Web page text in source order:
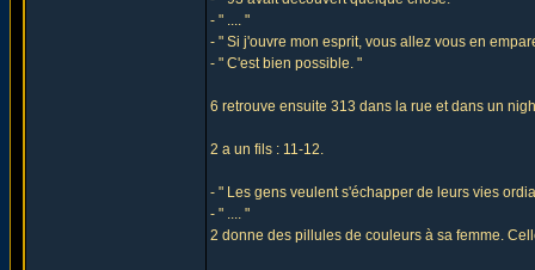
- " .... "
- " Si j'ouvre mon esprit, vous allez vous en
- " C'est bien possible. "
6 retrouve ensuite 313 dans la rue et dans un
2 a un fils : 11-12.
- " Les gens veulent s'échapper de leurs vies
- " .... "
2 donne des pillules de couleurs à sa femme.